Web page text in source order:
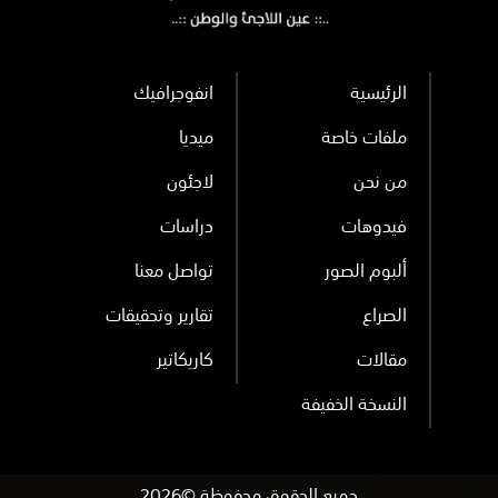
الرئيسية انفوجرافيك
ملفات خاصة ميديا
من نحن لاجئون
فيدوهات دراسات
ألبوم الصور تواصل معنا
الصراع تقارير وتحقيقات
مقالات كاريكاتير
النسخة الخفيفة